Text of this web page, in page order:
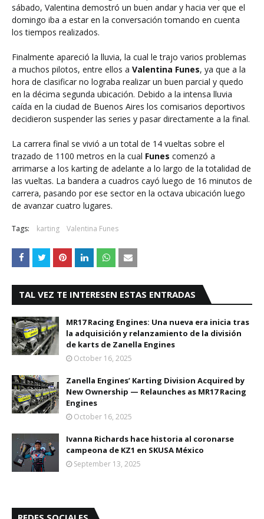
sábado, Valentina demostró un buen andar y hacia ver que el
domingo iba a estar en la conversación tomando en cuenta
los tiempos realizados.
Finalmente apareció la lluvia, la cual le trajo varios problemas
a muchos pilotos, entre ellos a Valentina Funes, ya que a la
hora de clasificar no lograba realizar un buen parcial y quedo
en la décima segunda ubicación. Debido a la intensa lluvia
caída en la ciudad de Buenos Aires los comisarios deportivos
decidieron suspender las series y pasar directamente a la final.
La carrera final se vivió a un total de 14 vueltas sobre el
trazado de 1100 metros en la cual Funes comenzó a
arrimarse a los karting de adelante a lo largo de la totalidad de
las vueltas. La bandera a cuadros cayó luego de 16 minutos de
carrera, pasando por ese sector en la octava ubicación luego
de avanzar cuatro lugares.
Tags: karting Valentina Funes
TAL VEZ TE INTERESEN ESTAS ENTRADAS
MR17 Racing Engines: Una nueva era inicia tras
la adquisición y relanzamiento de la división
de karts de Zanella Engines
October 16, 2025
Zanella Engines’ Karting Division Acquired by
New Ownership — Relaunches as MR17 Racing
Engines
October 16, 2025
Ivanna Richards hace historia al coronarse
campeona de KZ1 en SKUSA México
September 13, 2025